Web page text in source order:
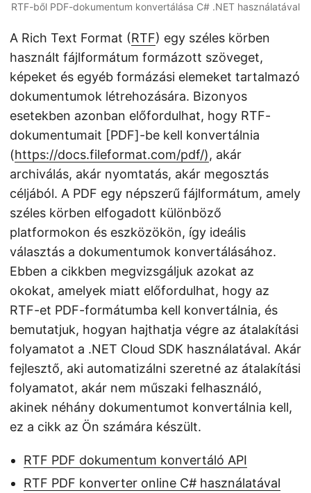
RTF-ből PDF-dokumentum konvertálása C# .NET használatával
A Rich Text Format (RTF) egy széles körben
használt fájlformátum formázott szöveget,
képeket és egyéb formázási elemeket tartalmazó
dokumentumok létrehozására. Bizonyos
esetekben azonban előfordulhat, hogy RTF-
dokumentumait [PDF]-be kell konvertálnia
(https://docs.fileformat.com/pdf/), akár
archiválás, akár nyomtatás, akár megosztás
céljából. A PDF egy népszerű fájlformátum, amely
széles körben elfogadott különböző
platformokon és eszközökön, így ideális
választás a dokumentumok konvertálásához.
Ebben a cikkben megvizsgáljuk azokat az
okokat, amelyek miatt előfordulhat, hogy az
RTF-et PDF-formátumba kell konvertálnia, és
bemutatjuk, hogyan hajthatja végre az átalakítási
folyamatot a .NET Cloud SDK használatával. Akár
fejlesztő, aki automatizálni szeretné az átalakítási
folyamatot, akár nem műszaki felhasználó,
akinek néhány dokumentumot konvertálnia kell,
ez a cikk az Ön számára készült.
RTF PDF dokumentum konvertáló API
RTF PDF konverter online C# használatával